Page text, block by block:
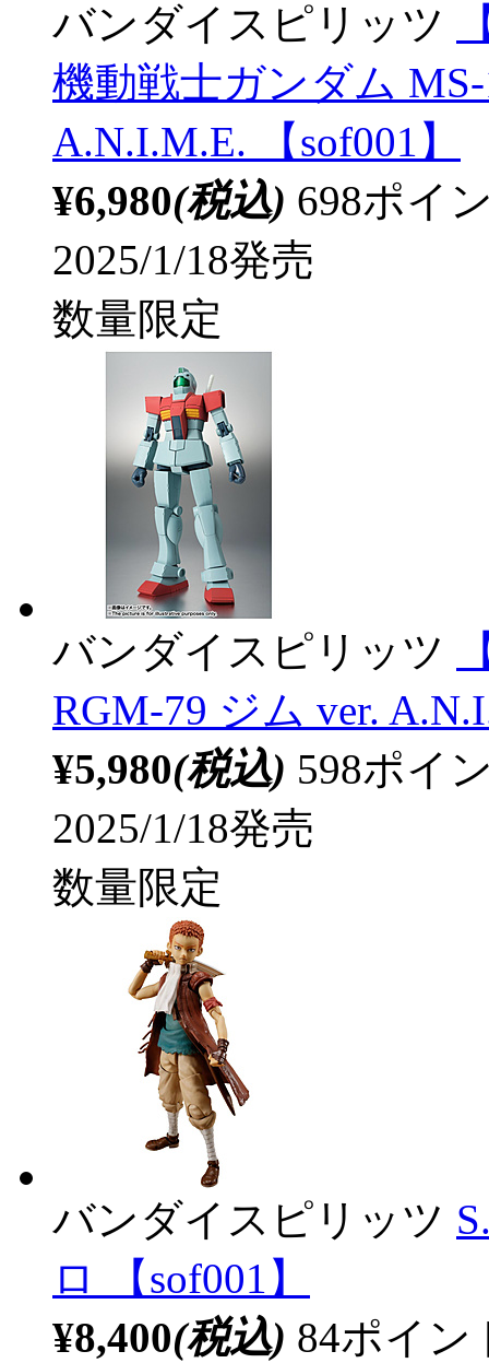
バンダイスピリッツ
機動戦士ガンダム
A.N.I.M.E. 【sof001】
¥6,980(税込) 698ポイ
2025/1/18発売
数量限定
バンダイスピリッツ
RGM-79 ジム ver.
¥5,980(税込) 598ポイ
2025/1/18発売
数量限定
バンダイスピリッツ
ロ 【sof001】
¥8,400(税込) 84ポイ